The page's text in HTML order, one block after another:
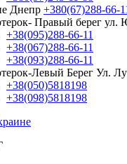
Днепр +380(67)288-66-
Правый берег ул.
+38(095)288-66-11
+38(067)288-66-11
+38(093)288-66-11
Левый Берег Ул.
+38(050)5818198
+38(098)5818198